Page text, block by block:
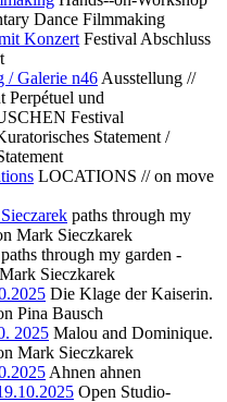
Dance Filmmaking
Konzert Festival Abschluss
/ Galerie n46 Ausstellung //
Perpétuel und
Festival
Statement /
LOCATIONS // on move
paths through my
Mark Sieczkarek
paths through my garden -
Sieczkarek
Die Klage der Kaiserin.
Pina Bausch
2025 Malou and Dominique.
Mark Sieczkarek
Ahnen ahnen
Open Studio-